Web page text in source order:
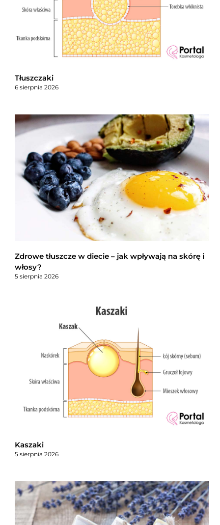
Tłuszczaki
6 sierpnia 2026
Zdrowe tłuszcze w diecie – jak wpływają na skórę i
włosy?
5 sierpnia 2026
Kaszaki
5 sierpnia 2026